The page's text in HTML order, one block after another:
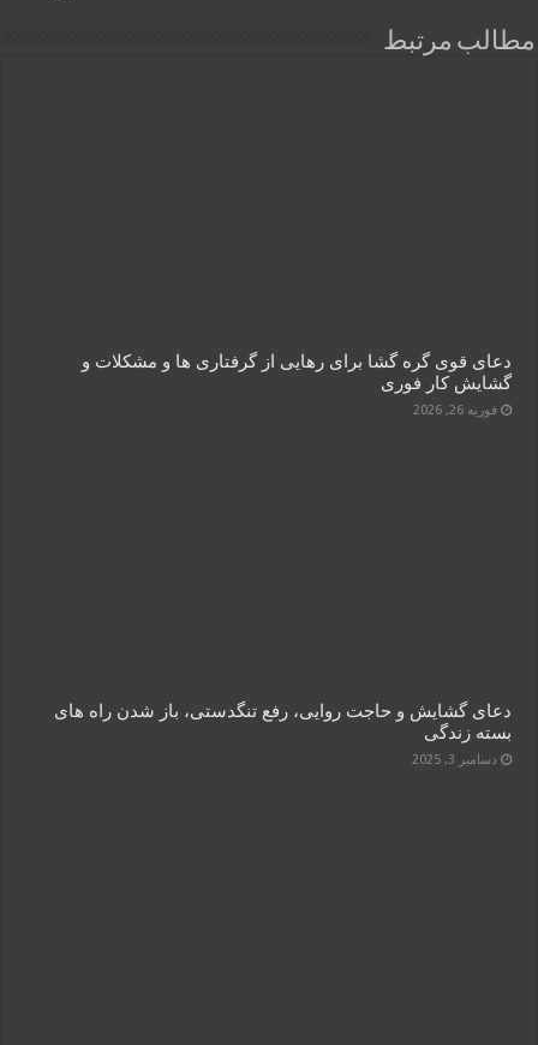
مطالب مرتبط
دعای قوی گره‌ گشا برای رهایی از گرفتاری‌ ها و مشکلات و
گشایش کار فوری
فوریه 26, 2026
دعای گشایش و حاجت روایی، رفع تنگدستی، باز شدن راه‌ های
بسته زندگی
دسامبر 3, 2025